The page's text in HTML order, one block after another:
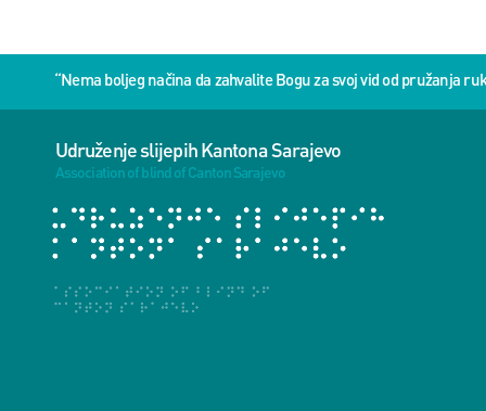
“Nema boljeg načina da zahvalite Bogu za svoj vid od pružanja
Udruženje slijepih Kantona Sarajevo
Association of blind of Canton Sarajevo